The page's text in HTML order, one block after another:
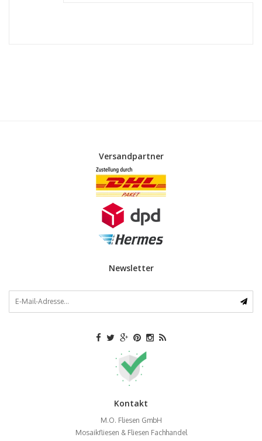
Versandpartner
Newsletter
Kontakt
M.O. Fliesen GmbH
Mosaikfliesen & Fliesen Fachhandel